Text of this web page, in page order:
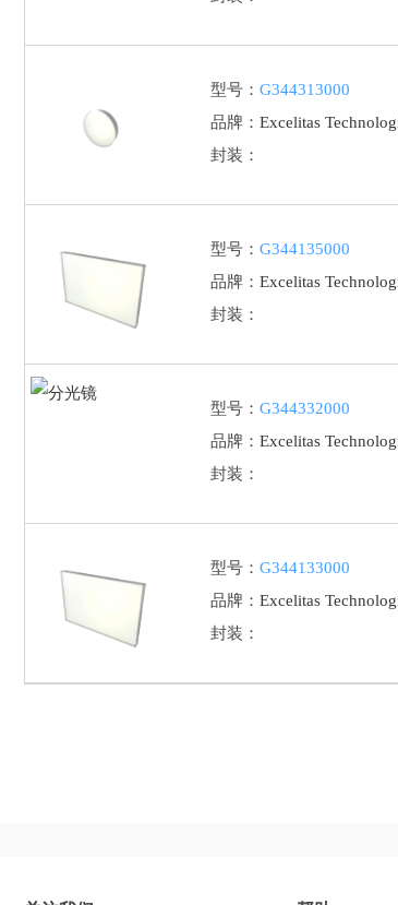
型号： G344313000
品牌： Excelitas
封装：
型号： G344135000
品牌： Excelitas
封装：
型号： G344332000
品牌： Excelitas
封装：
型号： G344133000
品牌： Excelitas
封装：